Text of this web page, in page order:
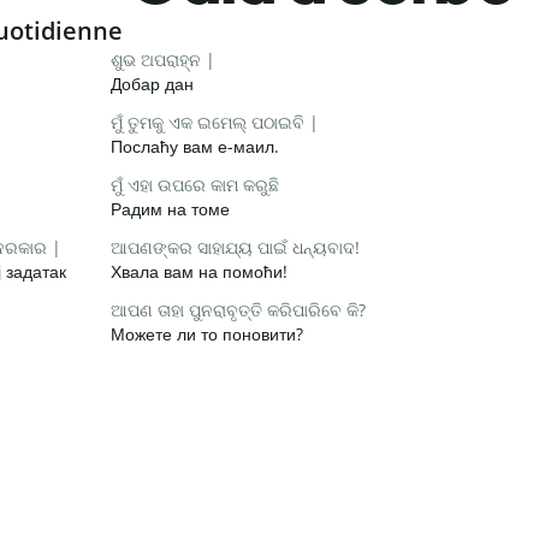
ଶୁଭ ଅପରାହ୍ନ |
Добар дан
ମୁଁ ତୁମକୁ ଏକ ଇମେଲ୍ ପଠାଇବି |
Послаћу вам е-маил.
ମୁଁ ଏହା ଉପରେ କାମ କରୁଛି
Радим на томе
|
ଆପଣଙ୍କର ସାହାଯ୍ୟ ପାଇଁ ଧନ୍ୟବାଦ!
Хвала вам на помоћи!
ଆପଣ ତାହା ପୁନରାବୃତ୍ତି କରିପାରିବେ କି?
Можете ли то поновити?